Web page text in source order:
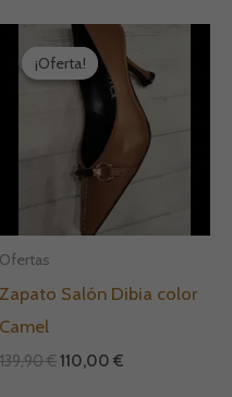
¡Oferta!
¡Oferta!
Ofertas
Zapato Salón Dibia color
Camel
139,90€
El
precio
original
era:
139,90 €.
110,00 €
El
precio
actual
es:
110,00 €.